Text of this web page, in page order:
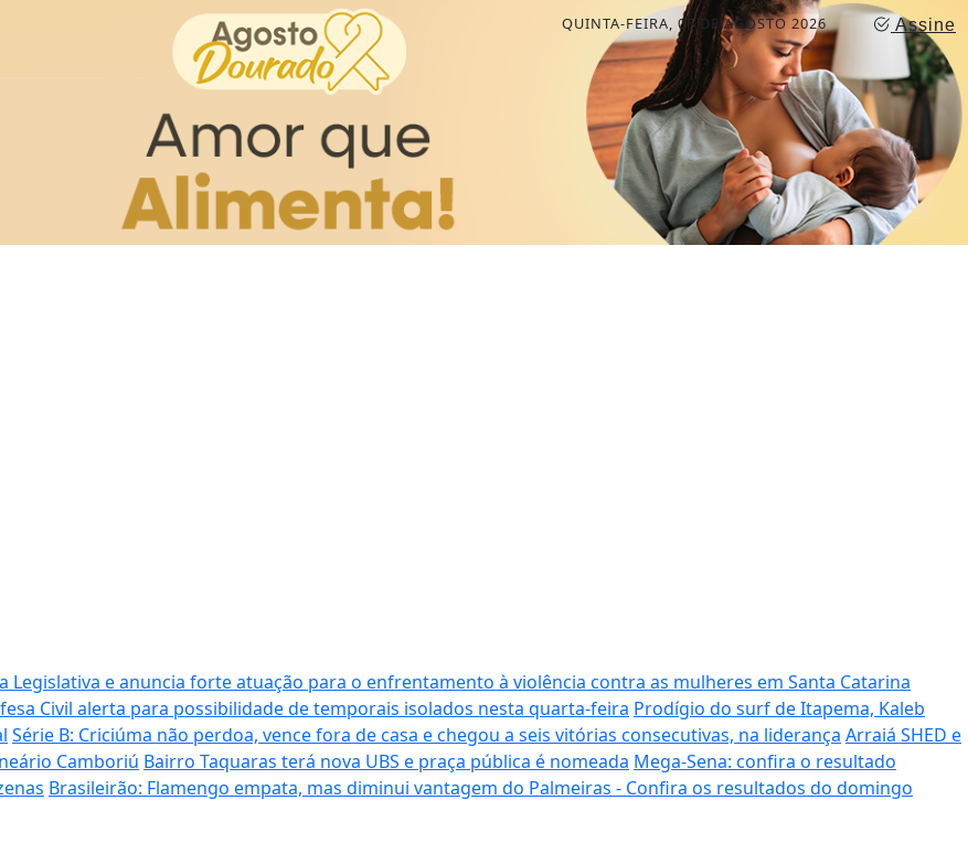
Assine
QUINTA-FEIRA, 06 DE AGOSTO 2026
e anuncia forte atuação para o enfrentamento à violência contra as mulheres em Santa Catarina
Civil alerta para possibilidade de temporais isolados nesta quarta-feira Prodígio do surf de Itapema, Kaleb
Série B: Criciúma não perdoa, vence fora de casa e chegou a seis vitórias consecutivas, na liderança Arraiá SHED e
Camboriú Bairro Taquaras terá nova UBS e praça pública é nomeada Mega-Sena: confira o resultado
Brasileirão: Flamengo empata, mas diminui vantagem do Palmeiras - Confira os resultados do domingo